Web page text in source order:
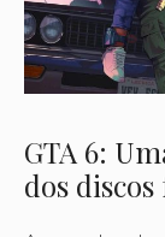
GTA 6:
dos